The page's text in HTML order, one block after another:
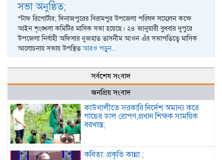
সভা অনুষ্ঠিত;
স্টাফ রি‌পোর্টার; দিনাজপুরের বিরামপুর উপজেলা পরিষদ সম্মেলন কক্ষে
আইন শৃংঙ্খলা কমিটির মাসিক সভা হয়েছে। ২৪ জানুয়ারী বুধবার দুপুরে
উপজেলা নির্বাহী অফিসার নুজহাত তাসনীম আওন এঁর সভাপতিত্বে মাসিক
আলোচনায় সভায় উপস্থিতআরও পড়ুন...
সর্বশেষ সংবাদ
জনপ্রিয় সংবাদ
কাউখালীতে সরকারি নির্দেশ অমান্য করে
গাছের ডাল রোপণ,প্রধান শিক্ষক সাময়িক
বরখাস্ত;
কবিতা: প্রকৃতি কান্না ;